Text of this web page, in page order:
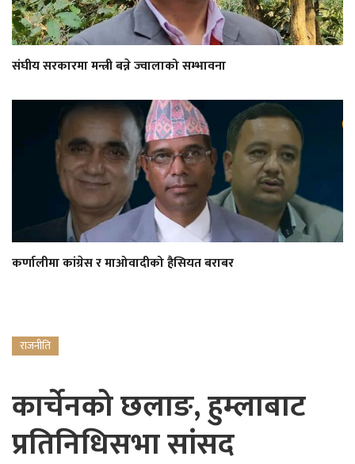
संघीय सरकारमा मन्त्री बन्ने ज्वालाको सम्भावना
कर्णालीमा कांग्रेस र माओवादीको हैसियत बराबर
राजनीति
कार्चेनको छलाङ, हुम्लाबाट
प्रतिनिधिसभा सांसद